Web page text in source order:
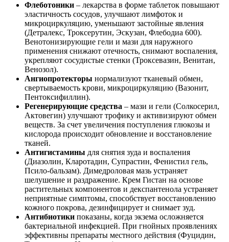
Флеботоники – лекарства в форме таблеток повышают
эластичность сосудов, улучшают лимфоток и
микроциркуляцию, уменьшают застойные явления
(Детралекс, Троксерутин, Эскузан, Флебодиа 600).
Венотонизирующие гели и мази для наружного
применения снижают отечность, снимают воспаления,
укрепляют сосудистые стенки (Троксевазин, Венитан,
Венозол).
Ангиопротекторы нормализуют тканевый обмен,
свертываемость крови, микроциркуляцию (Вазонит,
Пентоксифиллин).
Регенерирующие средства – мази и гели (Солкосерил,
Актовегин) улучшают трофику и активизируют обмен
веществ. За счет увеличения поступления глюкозы и
кислорода происходит обновление и восстановление
тканей.
Антигистамины для снятия зуда и воспаления
(Диазолин, Кларотадин, Супрастин, Фенистил гель,
Псило-бальзам). Димедроловая мазь устраняет
шелушение и раздражение. Крем Гистан на основе
растительных компонентов и декспантенола устраняет
неприятные симптомы, способствует восстановлению
кожного покрова, дезинфицирует и снимает зуд.
Антибиотики показаны, когда экзема осложняется
бактериальной инфекцией. При гнойных проявлениях
эффективны препараты местного действия (Фуцидин,